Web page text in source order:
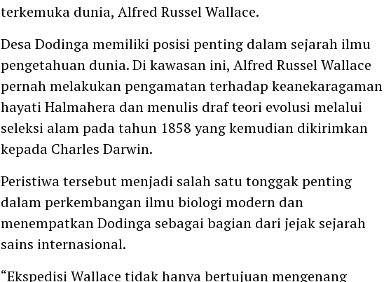
terkemuka dunia, Alfred Russel Wallace.
Desa Dodinga memiliki posisi penting dalam sejarah ilmu
pengetahuan dunia. Di kawasan ini, Alfred Russel Wallace
pernah melakukan pengamatan terhadap keanekaragaman
hayati Halmahera dan menulis draf teori evolusi melalui
seleksi alam pada tahun 1858 yang kemudian dikirimkan
kepada Charles Darwin.
Peristiwa tersebut menjadi salah satu tonggak penting
dalam perkembangan ilmu biologi modern dan
menempatkan Dodinga sebagai bagian dari jejak sejarah
sains internasional.
“Ekspedisi Wallace tidak hanya bertujuan mengenang